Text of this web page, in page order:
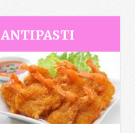
ANTIPASTI